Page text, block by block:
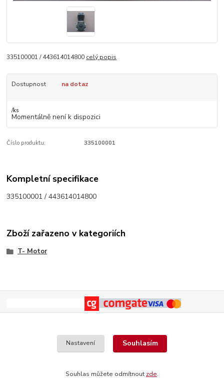
335100001 / 443614014800 celý popis
Dostupnost na dotaz
/ks
Momentálně není k dispozici
Číslo produktu: 335100001
Kompletní specifikace
335100001 / 443614014800
Zboží zařazeno v kategoriích
T- Motor
Nastavení Souhlasím
Souhlas můžete odmítnout zde.